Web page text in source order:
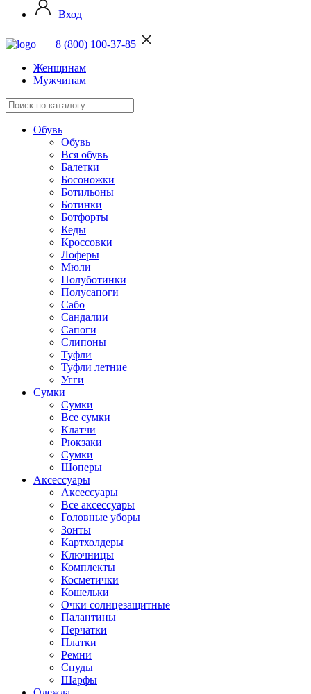
Вход
8 (800) 100-37-85
Женщинам
Мужчинам
Обувь
Обувь
Вся обувь
Балетки
Босоножки
Ботильоны
Ботинки
Ботфорты
Кеды
Кроссовки
Лоферы
Мюли
Полуботинки
Полусапоги
Сабо
Сандалии
Сапоги
Слипоны
Туфли
Туфли летние
Угги
Сумки
Сумки
Все сумки
Клатчи
Рюкзаки
Сумки
Шоперы
Аксессуары
Аксессуары
Все аксессуары
Головные уборы
Зонты
Картхолдеры
Ключницы
Комплекты
Косметички
Кошельки
Очки солнцезащитные
Палантины
Перчатки
Платки
Ремни
Снуды
Шарфы